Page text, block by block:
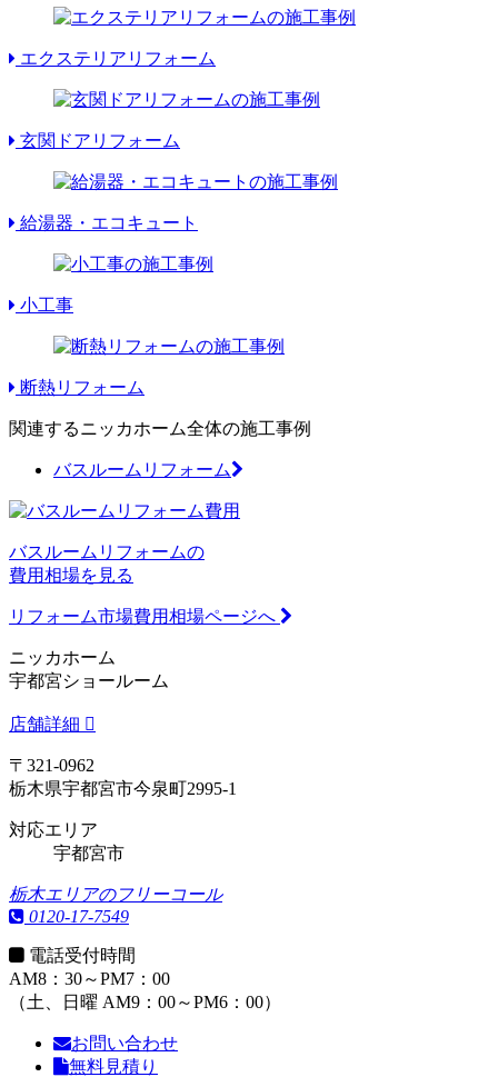
エクステリアリフォーム
玄関ドアリフォーム
給湯器・エコキュート
小工事
断熱リフォーム
関連するニッカホーム全体の施工事例
バスルームリフォーム
バスルームリフォームの
費用相場を見る
リフォーム市場費用相場ページへ
ニッカホーム
宇都宮ショールーム
店舗詳細
〒321-0962
栃木県宇都宮市今泉町2995-1
対応エリア
宇都宮市
栃木エリアのフリーコール
0120-17-7549
電話受付時間
AM8：30～PM7：00
（土、日曜 AM9：00～PM6：00）
お問い合わせ
無料見積り